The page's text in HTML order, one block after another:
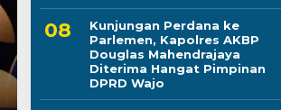
Kunjungan Perdana ke
Parlemen, Kapolres AKBP
Douglas Mahendrajaya
Diterima Hangat Pimpinan
DPRD Wajo